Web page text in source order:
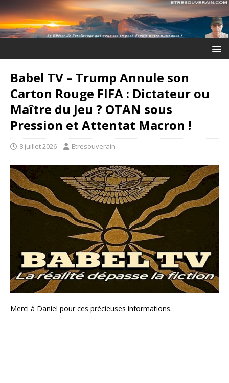
Babel TV – Trump Annule son
Carton Rouge FIFA : Dictateur ou
Maître du Jeu ? OTAN sous
Pression et Attentat Macron !
8 juillet 2026 Etresouverain
Merci à Daniel pour ces précieuses informations.